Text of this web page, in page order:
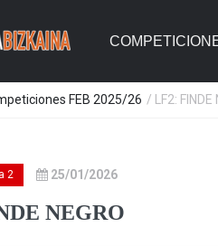
FEB 2025/26 / LF2: FINDE
2 25/01/2026
NEGRO